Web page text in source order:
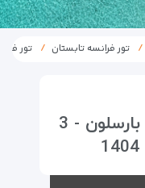
تور فرانسه تابستان تور
4شب پاریس - 3 شب بارسلون - 3